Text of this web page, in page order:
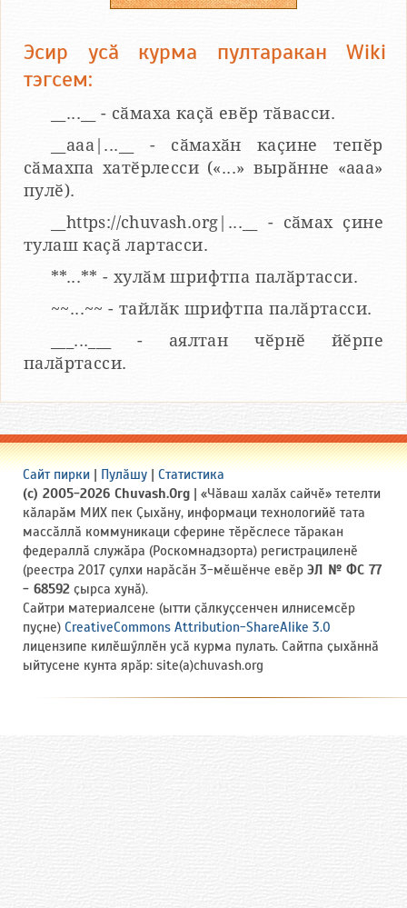
Эсир усӑ курма пултаракан Wiki
тэгсем:
__...__ - сӑмаха каҫӑ евӗр тӑвасси.
__aaa|...__ - сӑмахӑн каҫине тепӗр
сӑмахпа хатӗрлесси («...» вырӑнне «ааа»
пулӗ).
__https://chuvash.org|...__ - сӑмах ҫине
тулаш каҫӑ лартасси.
**...** - хулӑм шрифтпа палӑртасси.
~~...~~ - тайлӑк шрифтпа палӑртасси.
___...___ - аялтан чӗрнӗ йӗрпе
палӑртасси.
Сайт пирки | Пулӑшу | Статистика
(c) 2005-2026 Chuvash.Org | «Чӑваш халӑх сайчӗ» тетелти
кӑларӑм МИХ пек Ҫыхӑну, информаци технологийӗ тата
массӑллӑ коммуникаци сферине тӗрӗслесе тӑракан
федераллӑ служӑра (Роскомнадзорта) регистрациленӗ
(реестра 2017 ҫулхи нарӑсӑн 3-мӗшӗнче евӗр ЭЛ № ФС 77
- 68592 ҫырса хунӑ).
Сайтри материалсене (ытти ҫӑлкуҫсенчен илнисемсӗр
пуҫне) CreativeCommons Attribution-ShareAlike 3.0
лицензипе килӗшӳллӗн усӑ курма пулать. Сайтпа ҫыхӑннӑ
ыйтусене кунта ярӑр: site(a)chuvash.org